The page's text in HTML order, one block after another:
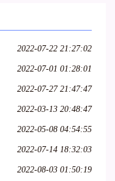
2022-07-22 21:27:02
2022-07-01 01:28:01
2022-07-27 21:47:47
2022-03-13 20:48:47
2022-05-08 04:54:55
2022-07-14 18:32:03
2022-08-03 01:50:19